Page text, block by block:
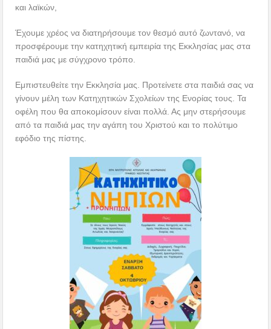
και λαϊκών,
Έχουμε χρέος να διατηρήσουμε τον θεσμό αυτό ζωντανό, να
προσφέρουμε την κατηχητική εμπειρία της Εκκλησίας μας στα
παιδιά μας με σύγχρονο τρόπο.
Εμπιστευθείτε την Εκκλησία μας. Προτείνετε στα παιδιά σας να
γίνουν μέλη των Κατηχητικών Σχολείων της Ενορίας τους. Τα
οφέλη που θα αποκομίσουν είναι πολλά. Ας μην στερήσουμε
από τα παιδιά μας την αγάπη του Χριστού και το πολύτιμο
εφόδιο της πίστης.